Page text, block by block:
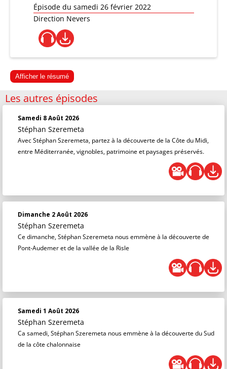
Épisode du samedi 26 février 2022
Direction Nevers
Afficher le résumé
Les autres épisodes
Samedi 8 Août 2026
Stéphan Szeremeta
Avec Stéphan Szeremeta, partez à la découverte de la Côte du Midi,
entre Méditerranée, vignobles, patrimoine et paysages préservés.
Dimanche 2 Août 2026
Stéphan Szeremeta
Ce dimanche, Stéphan Szeremeta nous emmène à la découverte de
Pont-Audemer et de la vallée de la Risle
Samedi 1 Août 2026
Stéphan Szeremeta
Ca samedi, Stéphan Szeremeta nous emmène à la découverte du Sud
de la côte chalonnaise